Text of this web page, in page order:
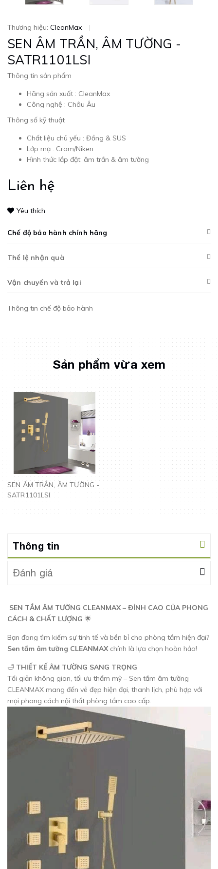
Thương hiệu: CleanMax |
SEN ÂM TRẦN, ÂM TƯỜNG -
SATR1101LSI
Thông tin sản phẩm
Hãng sản xuất : CleanMax
Công nghệ : Châu Âu
Thông số kỹ thuật
Chất liệu chủ yếu : Đồng & SUS
Lớp mạ : Crom/Niken
Hình thức lắp đặt: âm trần & âm tường
Liên hệ
Yêu thích
Chế độ bảo hành chính hãng
Thể lệ nhận quà
Vận chuyển và trả lại
Thông tin chế độ bảo hành
Sản phẩm vừa xem
SEN ÂM TRẦN, ÂM TƯỜNG -
SATR1101LSI
Thông tin
Đánh giá
SEN TẮM ÂM TƯỜNG CLEANMAX – ĐỈNH CAO CỦA PHONG
CÁCH & CHẤT LƯỢNG 🌟
Bạn đang tìm kiếm sự tinh tế và bền bỉ cho phòng tắm hiện đại?
Sen tắm âm tường CLEANMAX chính là lựa chọn hoàn hảo!
🛁 THIẾT KẾ ÂM TƯỜNG SANG TRỌNG
Tối giản không gian, tối ưu thẩm mỹ – Sen tắm âm tường
CLEANMAX mang đến vẻ đẹp hiện đại, thanh lịch, phù hợp với
mọi phong cách nội thất phòng tắm cao cấp.